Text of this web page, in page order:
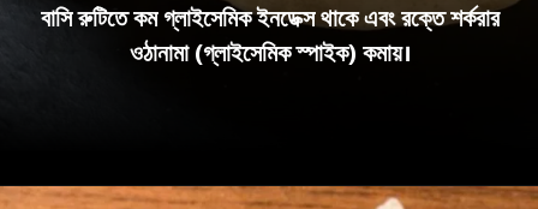
বাসি রুটিতে কম গ্লাইসেমিক ইনডেক্স থাকে এবং রক্তে শর্করার
ওঠানামা (গ্লাইসেমিক স্পাইক) কমায়।